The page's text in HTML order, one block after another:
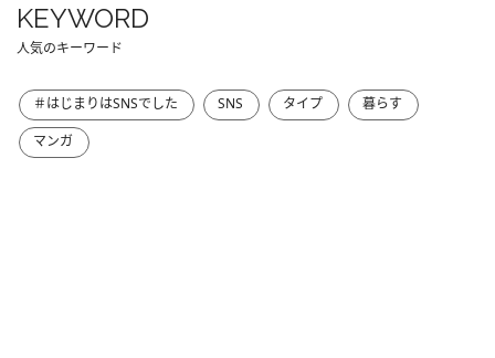
KEYWORD
人気のキーワード
＃はじまりはSNSでした SNS タイプ
暮らす
マンガ